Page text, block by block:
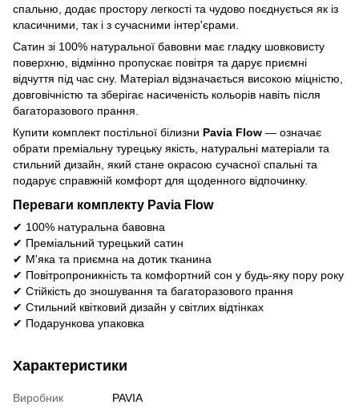
спальню, додає простору легкості та чудово поєднується як із
класичними, так і з сучасними інтер'єрами.
Сатин зі 100% натуральної бавовни має гладку шовковисту
поверхню, відмінно пропускає повітря та дарує приємні
відчуття під час сну. Матеріал відзначається високою міцністю,
довговічністю та зберігає насиченість кольорів навіть після
багаторазового прання.
Купити комплект постільної білизни Pavia Flow — означає
обрати преміальну турецьку якість, натуральні матеріали та
стильний дизайн, який стане окрасою сучасної спальні та
подарує справжній комфорт для щоденного відпочинку.
Переваги комплекту Pavia Flow
✔ 100% натуральна бавовна
✔ Преміальний турецький сатин
✔ М'яка та приємна на дотик тканина
✔ Повітропроникність та комфортний сон у будь-яку пору року
✔ Стійкість до зношування та багаторазового прання
✔ Стильний квітковий дизайн у світлих відтінках
✔ Подарункова упаковка
Характеристики
Виробник PAVIA